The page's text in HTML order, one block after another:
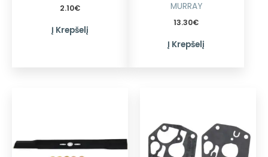
2.10€
Į Krepšelį
MURRAY
13.30€
Į Krepšelį